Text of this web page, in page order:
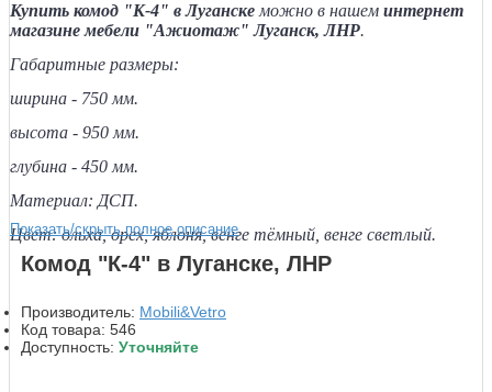
Купить комод "К-4" в Луганске можно в нашем интернет
магазине мебели "Ажиотаж" Луганск, ЛНР.
Габаритные размеры:
ширина - 750 мм.
высота - 950 мм.
глубина - 450 мм.
Материал: ДСП.
Цвет: ольха, орех, яблоня, венге тёмный, венге светлый.
Показать/скрыть полное описание
Комод "К-4" в Луганске, ЛНР
Производитель: Mobili&Vetro
Код товара: 546
Доступность: Уточняйте